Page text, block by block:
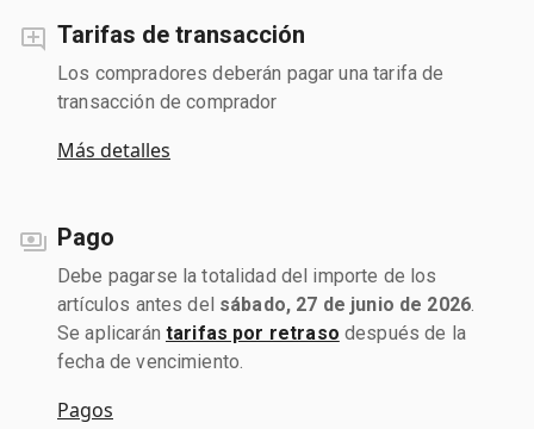
Tarifas de transacción
Los compradores deberán pagar una tarifa de
transacción de comprador
Más detalles
Pago
Debe pagarse la totalidad del importe de los
artículos antes del sábado, 27 de junio de 2026
Se aplicarán tarifas por retraso después de la
fecha de vencimiento.
Pagos